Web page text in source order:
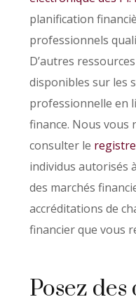
planification
professionnels
D’autres
disponibles sur les
professionnelle en
finance. Nous vous
consulter le registre
individus autorisés
des marchés
accréditations de
financier que vous
Posez